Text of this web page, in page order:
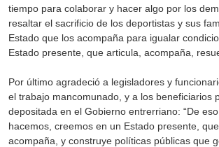
tiempo para colaborar y hacer algo por los
resaltar el sacrificio de los deportistas y sus
Estado que los acompaña para igualar
Estado presente, que articula, acompaña,
Por último agradeció a legisladores y
el trabajo mancomunado, y a los beneficiarios
depositada en el Gobierno entrerriano: “De
hacemos, creemos en un Estado presente, que
acompaña, y construye políticas públicas que